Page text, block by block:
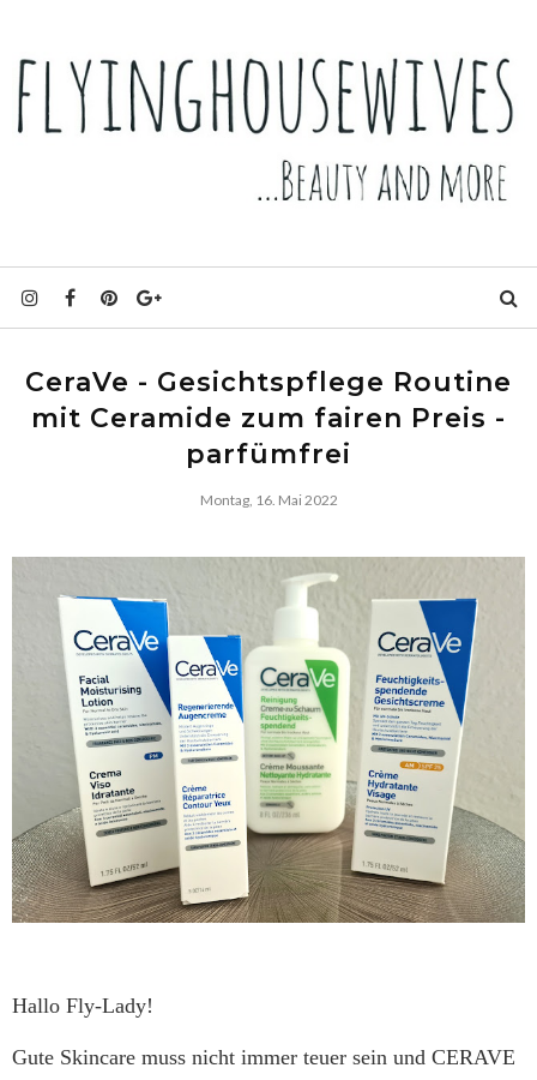
CeraVe - Gesichtspflege Routine
mit Ceramide zum fairen Preis -
parfümfrei
Montag, 16. Mai 2022
Hallo Fly-Lady!
Gute Skincare muss nicht immer teuer sein und CERAVE